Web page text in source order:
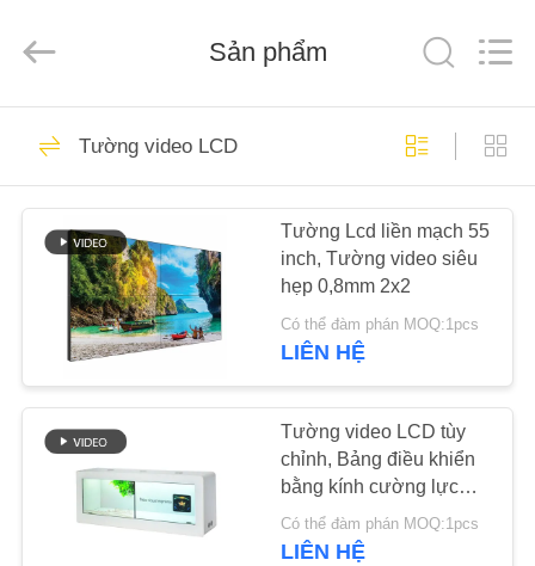
TRANG
CHỦ
CÁC
PHẨM
VỀ
CHÚNG
Topview
Display
All
Reserved.
Tất cả trong một
Signage kỹ thuật số
Bảng hiệu kỹ thuật
số trong nhà
65
Sản phẩm
Tường video LCD
Tường Lcd liền mạch 55
inch, Tường video siêu
hẹp 0,8mm 2x2
Có thể đàm phán MOQ:1pcs
LIÊN HỆ
Tường video LCD tùy
chỉnh, Bảng điều khiển
bằng kính cường lực
Màn hình cảm ứng LCD
trong suốt
Có thể đàm phán MOQ:1pcs
LIÊN HỆ